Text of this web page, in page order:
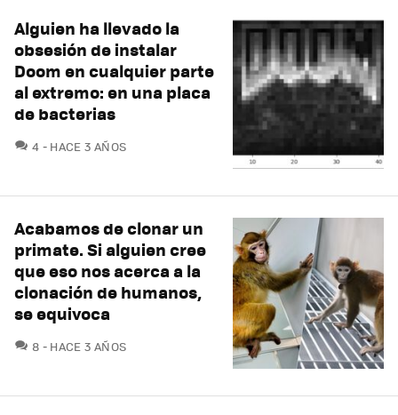
Alguien ha llevado la
obsesión de instalar
Doom en cualquier parte
al extremo: en una placa
de bacterias
4 COMENTARIOS
HACE 3 AÑOS
Acabamos de clonar un
primate. Si alguien cree
que eso nos acerca a la
clonación de humanos,
se equivoca
8 COMENTARIOS
HACE 3 AÑOS